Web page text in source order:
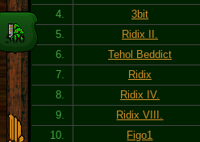
4.
3bit
5.
Ridix II.
6.
Tehol Beddict
7.
Ridix
8.
Ridix IV.
9.
Ridix VIII.
10.
Figo1